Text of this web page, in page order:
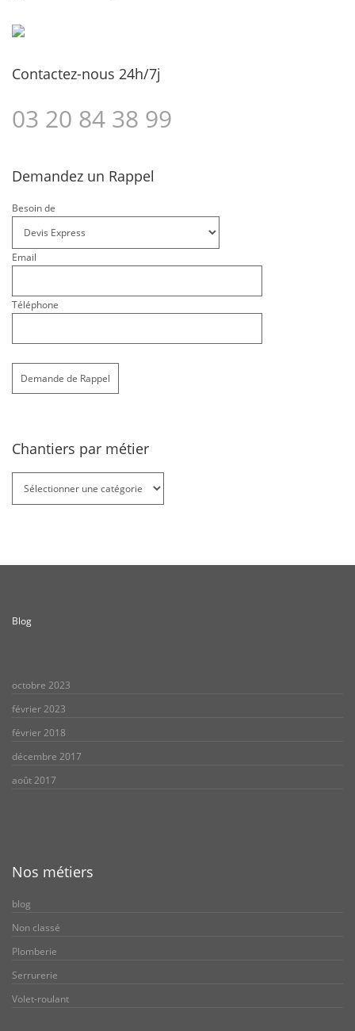
Contactez-nous 24h/7j
03 20 84 38 99
Demandez un Rappel
Besoin de
Email
Téléphone
Chantiers par métier
par
Blog
octobre 2023
février 2023
février 2018
décembre 2017
août 2017
Nos métiers
blog
Non classé
Plomberie
Serrurerie
Volet-roulant